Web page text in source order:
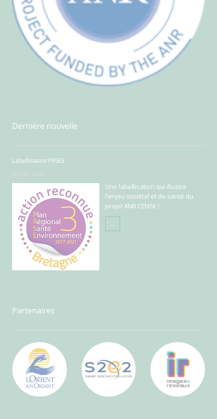
Dernière nouvelle
Labellisation PRSE3
03 juin 2021
Une labellisation qui illustre
l'enjeu sociétal et de santé du
projet ANR CENSE !
...
Partenaires